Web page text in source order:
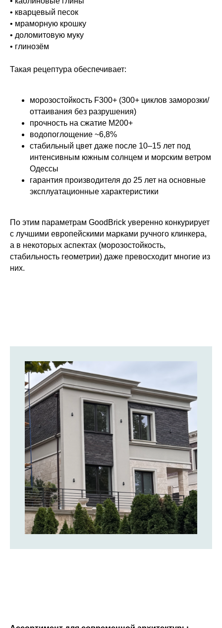
• кварцевый песок
• мраморную крошку
• доломитовую муку
• глинозём
Такая рецептура обеспечивает:
морозостойкость F300+ (300+ циклов заморозки/
оттаивания без разрушения)
прочность на сжатие М200+
водопоглощение ~6,8%
стабильный цвет даже после 10–15 лет под
интенсивным южным солнцем и морским ветром
Одессы
гарантия производителя до 25 лет на основные
эксплуатационные характеристики
По этим параметрам GoodBrick уверенно конкурирует
с лучшими европейскими марками ручного клинкера,
а в некоторых аспектах (морозостойкость,
стабильность геометрии) даже превосходит многие из
них.